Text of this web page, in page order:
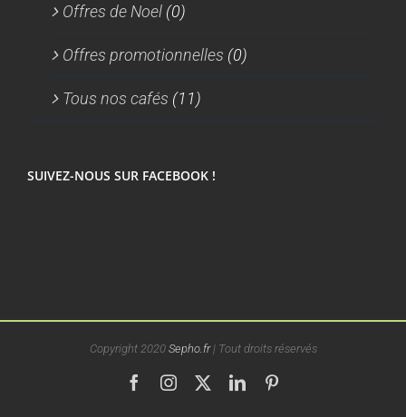
Offres de Noel (0)
Offres promotionnelles (0)
Tous nos cafés (11)
SUIVEZ-NOUS SUR FACEBOOK !
Copyright 2020 Sepho.fr| Tout droits réservés
FacebookInstagram LinkedIn